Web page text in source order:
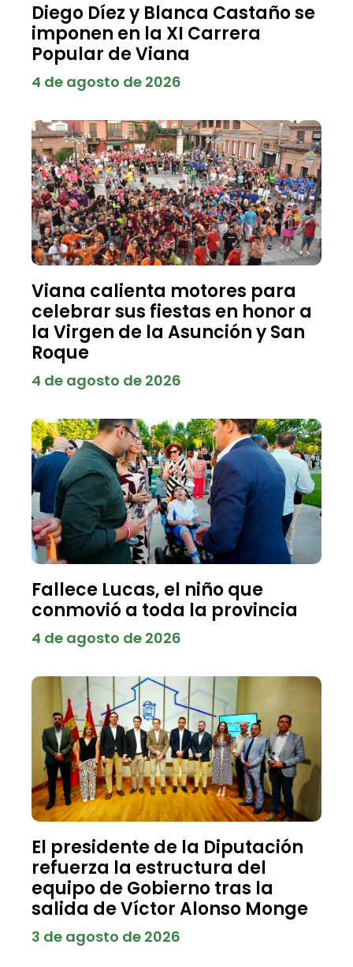
Diego Díez y Blanca Castaño se
imponen en la XI Carrera
Popular de Viana
4 de agosto de 2026
Viana calienta motores para
celebrar sus fiestas en honor a
la Virgen de la Asunción y San
Roque
4 de agosto de 2026
Fallece Lucas, el niño que
conmovió a toda la provincia
4 de agosto de 2026
El presidente de la Diputación
refuerza la estructura del
equipo de Gobierno tras la
salida de Víctor Alonso Monge
3 de agosto de 2026